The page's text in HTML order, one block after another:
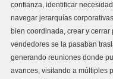
confianza, identificar
navegar jerarquías
bien coordinada, crear y cerrar
vendedores se la pasaban
generando reuniones donde
avances, visitando a múltiples